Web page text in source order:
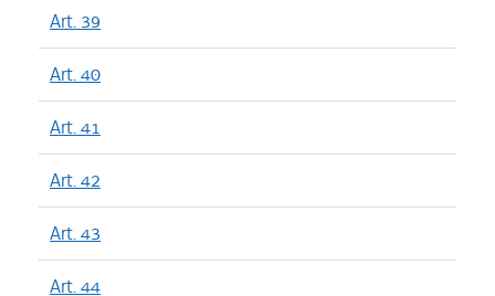
Art. 39
Art. 40
Art. 41
Art. 42
Art. 43
Art. 44